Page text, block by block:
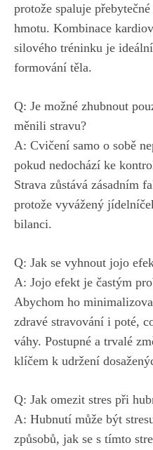
protože spaluje
hmotu. ⁤Kombinace
silového tréninku je
formování těla.
Q: Je možné zhubnout
měnili stravu?
A:⁤ Cvičení samo o sobě
pokud nedochází ke
Strava zůstává zásadním
⁤protože vyvážený
bilanci.
Q: Jak se vyhnout jojo
A: Jojo efekt je častým
Abychom ho
zdravé⁢ stravování‌ i poté,
váhy. Postupné a ‌trvalé⁣
klíčem ‌k udržení
Q: Jak ⁤omezit stres při‌
A: Hubnutí může ‍být‌
způsobů,‍ jak ‍se s tímto